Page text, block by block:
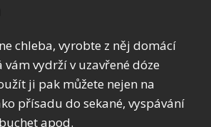
chleba, vyrobte z něj domácí
vydrží v uzavřené dóze
ji pak můžete nejen na
přísadu do sekané, vyspávání
apod.